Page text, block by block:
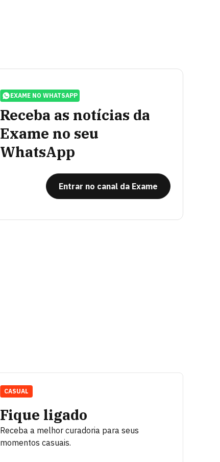
EXAME NO WHATSAPP
Receba as notícias da
Exame no seu
WhatsApp
Entrar no canal da Exame
Fique ligado
Receba a melhor curadoria para seus
momentos casuais.
CASUAL